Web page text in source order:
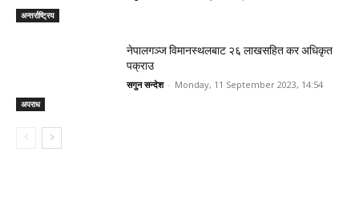
अन्तर्राष्ट्रिय
अपराध
नेपालगञ्ज विमानस्थलबाट २६ लाखसहित कर अधिकृत
पक्राउ
सगुन सन्देश - Monday, 11 September 2023, 14:54